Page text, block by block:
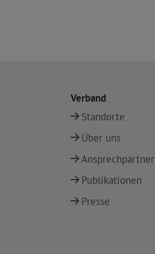
Verband
Standorte
Über uns
Ansprechpartner
Publikationen
Presse